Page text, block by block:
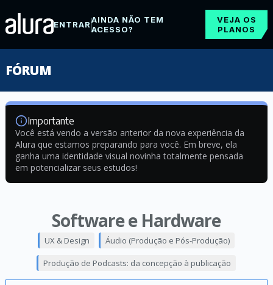
ENTRARAINDA NÃO TEM
ACESSO?
VEJA OS
PLANOS
FÓRUM
Importante
Você está vendo a versão anterior da nova experiência da
Alura que estamos preparando para você. Em breve, ela
ganha uma identidade visual novinha totalmente pensada
em potencializar seus estudos!
Software e Hardware
UX & Design Áudio (Produção e Pós-Produção)
Produção de Podcasts: da concepção à publicação